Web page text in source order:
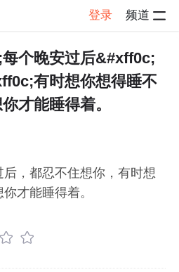
登录 频道
感慨 帖子详情
个晚安过后&#xff0c;
有时想你想得睡不
才能睡得着。
，都忍不住想你，有时想
才能睡得着。